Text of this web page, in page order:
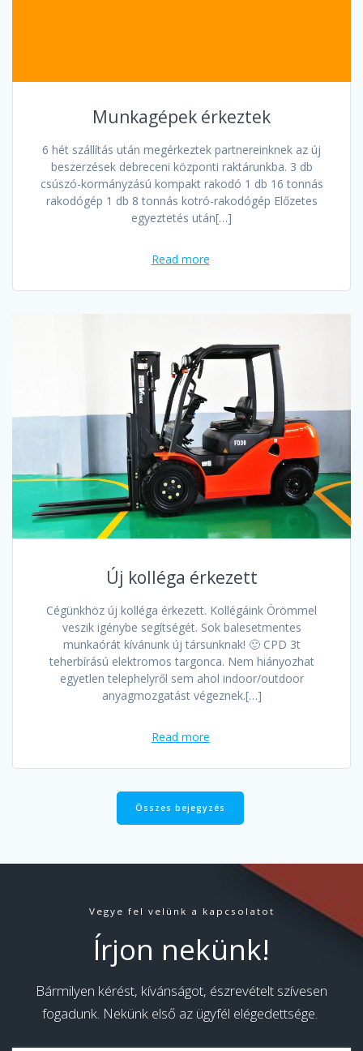
Munkagépek érkeztek
6 hét szállítás után megérkeztek partnereinknek az új
beszerzések debreceni központi raktárunkba. 3 db
csúszó-kormányzású kompakt rakodó 1 db 16 tonnás
rakodógép 1 db 8 tonnás kotró-rakodógép Előzetes
egyeztetés után[…]
Read more
Új kolléga érkezett
Cégünkhöz új kolléga érkezett. Kollégáink Örömmel
veszik igénybe segítségét. Sok balesetmentes
munkaórát kívánunk új társunknak! 🙂 CPD 3t
teherbírású elektromos targonca. Nem hiányozhat
egyetlen telephelyről sem ahol indoor/outdoor
anyagmozgatást végeznek.[…]
Read more
Összes bejegyzés
Vegye fel velünk a kapcsolatot
Írjon nekünk!
Bármilyen kérést, kívánságot, észrevételt szívesen
fogadunk. Nekünk első az ügyfél elégedettsége.